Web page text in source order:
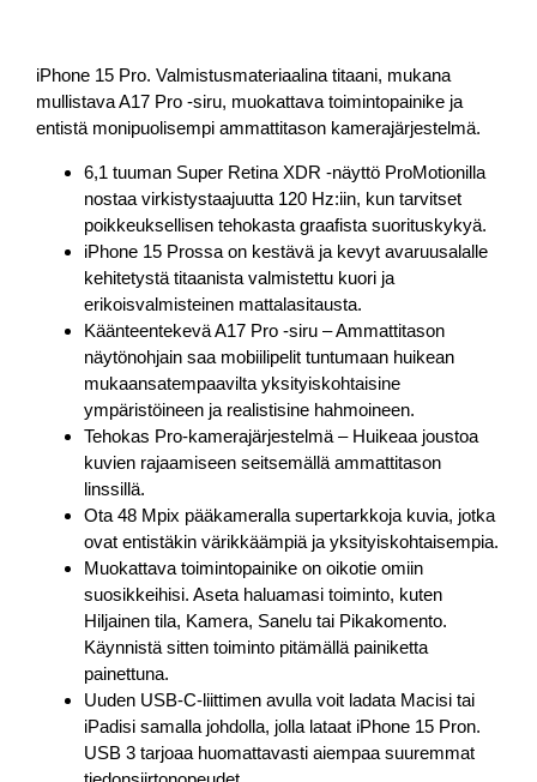
iPhone 15 Pro. Valmistusmateriaalina titaani, mukana
mullistava A17 Pro ‑siru, muokattava toimintopainike ja
entistä monipuolisempi ammattitason kamerajärjestelmä.
6,1 tuuman Super Retina XDR ‑näyttö ProMotionilla
nostaa virkistystaajuutta 120 Hz:iin, kun tarvitset
poikkeuksellisen tehokasta graafista suorituskykyä.
iPhone 15 Prossa on kestävä ja kevyt avaruusalalle
kehitetystä titaanista valmistettu kuori ja
erikoisvalmisteinen mattalasitausta.
Käänteentekevä A17 Pro -siru – Ammattitason
näytönohjain saa mobiilipelit tuntumaan huikean
mukaansatempaavilta yksityiskohtaisine
ympäristöineen ja realistisine hahmoineen.
Tehokas Pro-kamerajärjestelmä – Huikeaa joustoa
kuvien rajaamiseen seitsemällä ammattitason
linssillä.
Ota 48 Mpix pääkameralla supertarkkoja kuvia, jotka
ovat entistäkin värikkäämpiä ja yksityiskohtaisempia.
Muokattava toimintopainike on oikotie omiin
suosikkeihisi. Aseta haluamasi toiminto, kuten
Hiljainen tila, Kamera, Sanelu tai Pikakomento.
Käynnistä sitten toiminto pitämällä painiketta
painettuna.
Uuden USB-C-liittimen avulla voit ladata Macisi tai
iPadisi samalla johdolla, jolla lataat iPhone 15 Pron.
USB 3 tarjoaa huomattavasti aiempaa suuremmat